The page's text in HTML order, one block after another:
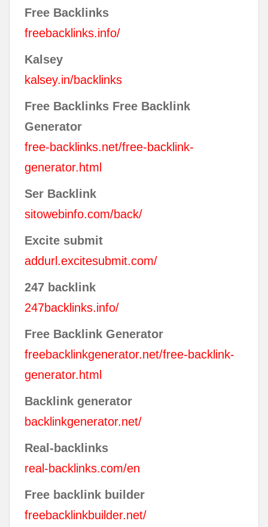
Free Backlinks
freebacklinks.info/
Kalsey
kalsey.in/backlinks
Free Backlinks Free Backlink
Generator
free-backlinks.net/free-backlink-
generator.html
Ser Backlink
sitowebinfo.com/back/
Excite submit
addurl.excitesubmit.com/
247 backlink
247backlinks.info/
Free Backlink Generator
freebacklinkgenerator.net/free-backlink-
generator.html
Backlink generator
backlinkgenerator.net/
Real-backlinks
real-backlinks.com/en
Free backlink builder
freebacklinkbuilder.net/